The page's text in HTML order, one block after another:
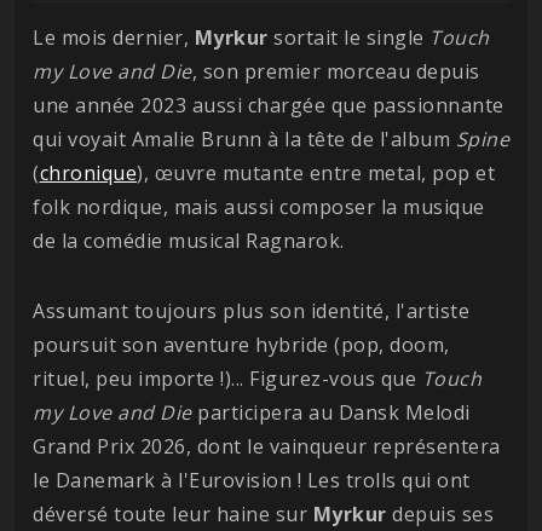
Le mois dernier, Myrkur sortait le single Touch
my Love and Die, son premier morceau depuis
une année 2023 aussi chargée que passionnante
qui voyait Amalie Brunn à la tête de l'album Spine
(chronique), œuvre mutante entre metal, pop et
folk nordique, mais aussi composer la musique
de la comédie musical Ragnarok.
Assumant toujours plus son identité, l'artiste
poursuit son aventure hybride (pop, doom,
rituel, peu importe !)... Figurez-vous que Touch
my Love and Dieparticipera au Dansk Melodi
Grand Prix 2026, dont le vainqueur représentera
le Danemark à l'Eurovision ! Les trolls qui ont
déversé toute leur haine sur Myrkur depuis ses